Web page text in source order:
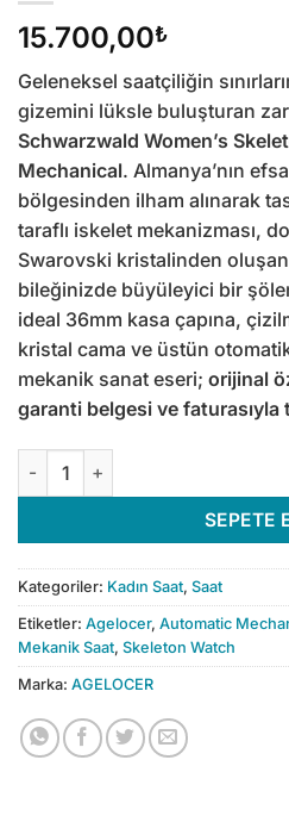
15.700,00₺
Geleneksel saatçiliğin
gizemini lüksle buluşturan
Schwarzwald Women’s
Mechanical. Almanya’nın
bölgesinden ilham alınarak
taraflı iskelet mekanizması,
Swarovski kristalinden
bileğinizde büyüleyici bir
ideal 36mm kasa çapına,
kristal cama ve üstün
mekanik sanat eseri; orijinal
garanti belgesi ve
Agelocer Schwarzwald
SEPETE
Kategoriler: Kadın Saat, Saat
Etiketler: Agelocer, Automatic
Mekanik Saat, Skeleton Watch
Marka: AGELOCER